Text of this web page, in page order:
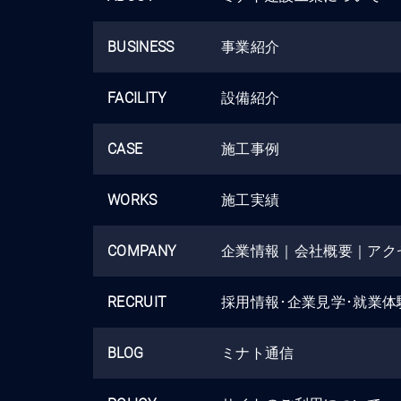
BUSINESS 事業紹介
FACILITY 設備紹介
CASE 施工事例
WORKS 施工実績
COMPANY 企業情報 会社概要｜ アク
RECRUIT 採用情報･企業見学･就業体
BLOG ミナト通信